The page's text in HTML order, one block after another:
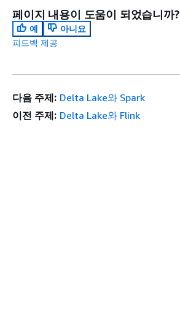
페이지 내용이 도움이 되었습니까?
예
아니요
피드백 제공
다음 주제: Delta Lake와 Spark
이전 주제: Delta Lake와 Flink